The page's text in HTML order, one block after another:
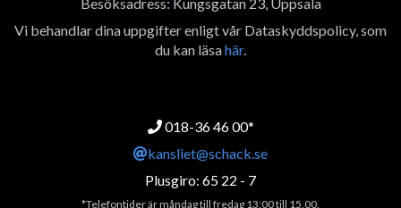
Vi behandlar dina uppgifter enligt vår Dataskyddspolicy, som
du kan läsahär.
018-36 46 00*
kansliet@schack.se
Plusgiro: 65 22 - 7
*Telefontider är måndag till fredag 13:00 till 15.00.